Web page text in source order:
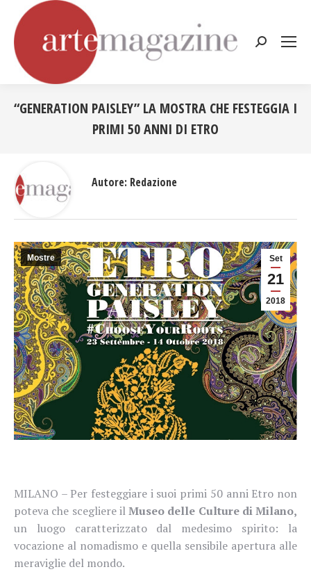
Cerca:
“GENERATION PAISLEY” LA MOSTRA CHE FESTEGGIA I
PRIMI 50 ANNI DI ETRO
Set
21
2018
Mostre
MILANO – Per festeggiare i suoi primi 50 anni Etro non
poteva che scegliere ilMuseo delle Culture di Milano,
un luogo caratterizzato dal medesimo spirito: la
vocazione al nomadismo e quella sensibile apertura alle
meraviglie del mondo.
Autore: Redazione